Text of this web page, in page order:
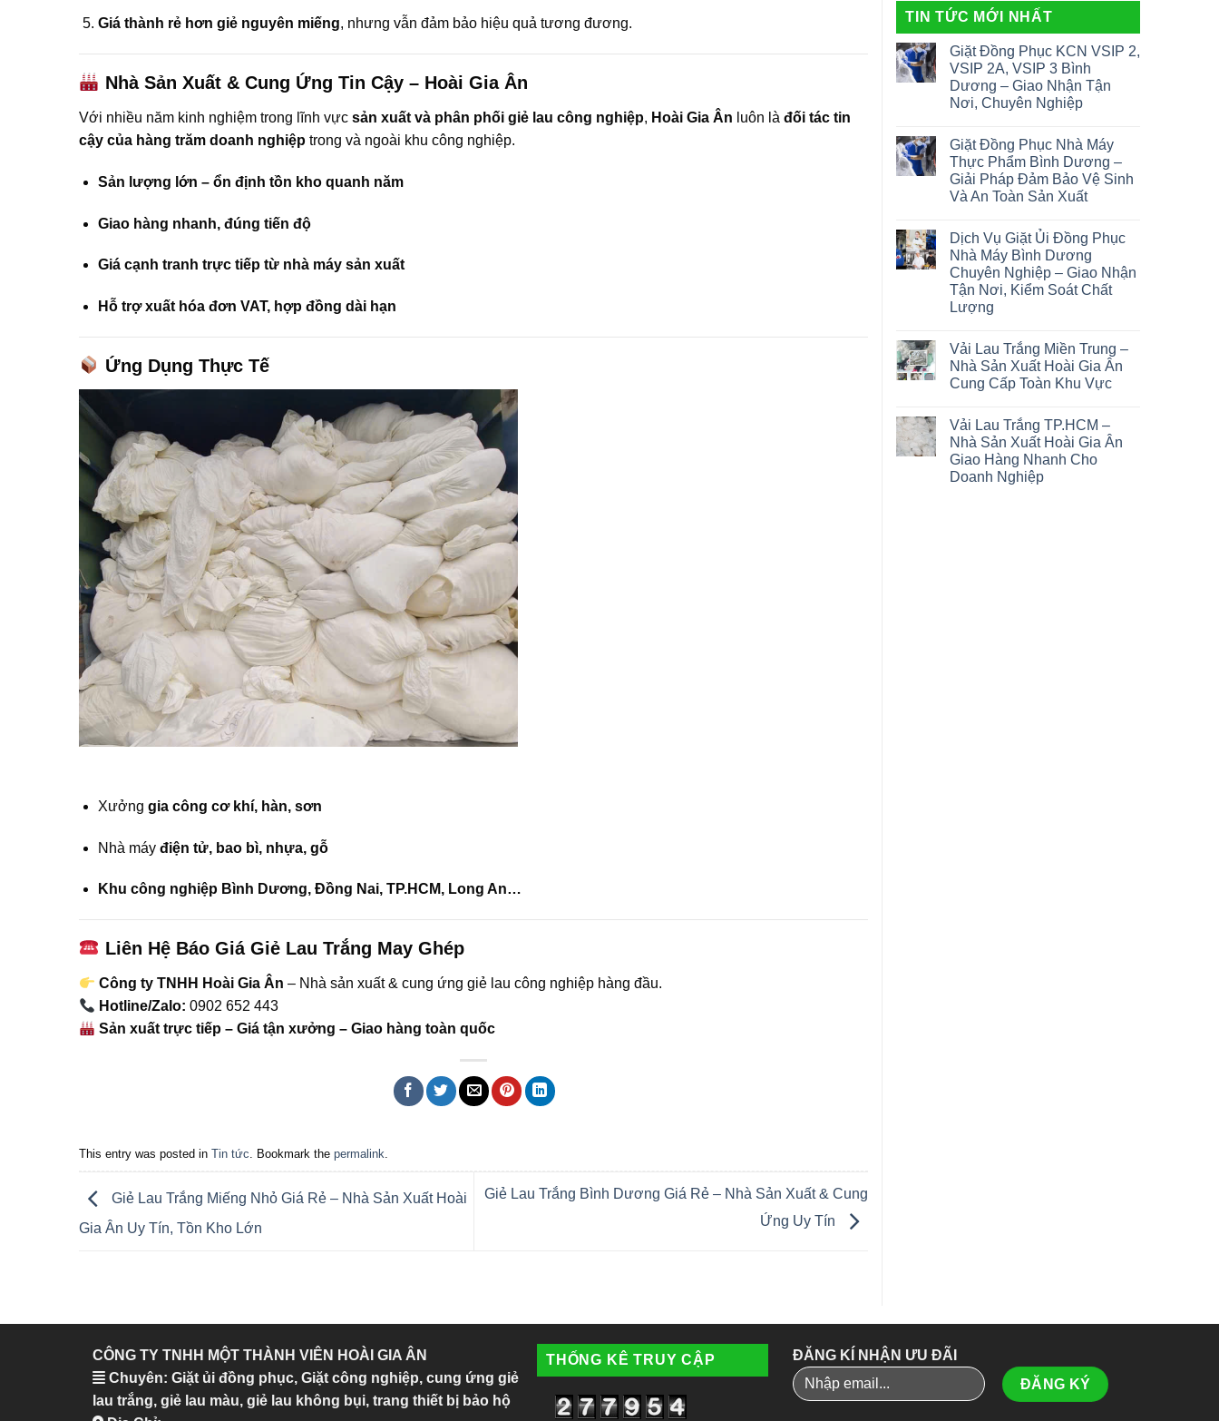
Giá thành rẻ hơn giẻ nguyên miếng, nhưng vẫn đảm bảo hiệu quả tương đương.
Nhà Sản Xuất & Cung Ứng Tin Cậy – Hoài Gia Ân
Với nhiều năm kinh nghiệm trong lĩnh vực sản xuất và phân phối giẻ lau công nghiệp, Hoài Gia Ân luôn là đối tác tin
cậy của hàng trăm doanh nghiệp trong và ngoài khu công nghiệp.
Sản lượng lớn – ổn định tồn kho quanh năm
Giao hàng nhanh, đúng tiến độ
Giá cạnh tranh trực tiếp từ nhà máy sản xuất
Hỗ trợ xuất hóa đơn VAT, hợp đồng dài hạn
Ứng Dụng Thực Tế
Xưởng gia công cơ khí, hàn, sơn
Nhà máy điện tử, bao bì, nhựa, gỗ
Khu công nghiệp Bình Dương, Đồng Nai, TP.HCM, Long An…
Liên Hệ Báo Giá Giẻ Lau Trắng May Ghép
Công ty TNHH Hoài Gia Ân – Nhà sản xuất & cung ứng giẻ lau công nghiệp hàng đầu.
Hotline/Zalo: 0902 652 443
Sản xuất trực tiếp – Giá tận xưởng – Giao hàng toàn quốc
This entry was posted in Tin tức. Bookmark the permalink.
Giẻ Lau Trắng Miếng Nhỏ Giá Rẻ – Nhà Sản Xuất Hoài
Gia Ân Uy Tín, Tồn Kho Lớn
Giẻ Lau Trắng Bình Dương Giá Rẻ – Nhà Sản Xuất & Cung
Ứng Uy Tín
TIN TỨC MỚI NHẤT
Giặt Đồng Phục KCN VSIP 2,
VSIP 2A, VSIP 3 Bình
Dương – Giao Nhận Tận
Nơi, Chuyên Nghiệp
Giặt Đồng Phục Nhà Máy
Thực Phẩm Bình Dương –
Giải Pháp Đảm Bảo Vệ Sinh
Và An Toàn Sản Xuất
Dịch Vụ Giặt Ủi Đồng Phục
Nhà Máy Bình Dương
Chuyên Nghiệp – Giao Nhận
Tận Nơi, Kiểm Soát Chất
Lượng
Vải Lau Trắng Miền Trung –
Nhà Sản Xuất Hoài Gia Ân
Cung Cấp Toàn Khu Vực
Vải Lau Trắng TP.HCM –
Nhà Sản Xuất Hoài Gia Ân
Giao Hàng Nhanh Cho
Doanh Nghiệp
CÔNG TY TNHH MỘT THÀNH VIÊN HOÀI GIA ÂN
Chuyên: Giặt ủi đồng phục, Giặt công nghiệp, cung ứng giẻ
lau trắng, giẻ lau màu, giẻ lau không bụi, trang thiết bị bảo hộ
THỐNG KÊ TRUY CẬP ĐĂNG KÍ NHẬN ƯU ĐÃI